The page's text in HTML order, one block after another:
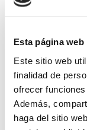
Esta página
Este sitio web
finalidad de
ofrecer
Además,
haga del sitio
Gel de Baño